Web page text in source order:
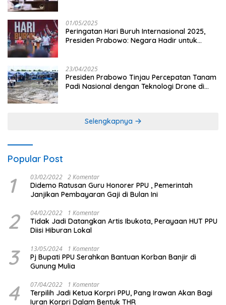
01/05/2025
Peringatan Hari Buruh Internasional 2025,
Presiden Prabowo: Negara Hadir untuk
23/04/2025
Presiden Prabowo Tinjau Percepatan Tanam
Padi Nasional dengan Teknologi Drone di
Selengkapnya
Popular Post
1 03/02/2022 2 Komentar
Didemo Ratusan Guru Honorer PPU , Pemerintah
Janjikan Pembayaran Gaji di Bulan Ini
2 04/02/2022 1 Komentar
Tidak Jadi Datangkan Artis Ibukota, Perayaan HUT PPU
Diisi Hiburan Lokal
3 13/05/2024 1 Komentar
Pj Bupati PPU Serahkan Bantuan Korban Banjir di
Gunung Mulia
4 07/04/2022 1 Komentar
Terpilih Jadi Ketua Korpri PPU, Pang Irawan Akan Bagi
Iuran Korpri Dalam Bentuk THR